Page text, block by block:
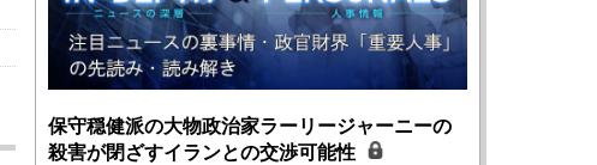
保守穏健派の大物政治家ラーリージャーニーの
殺害が閉ざすイランとの交渉可能性